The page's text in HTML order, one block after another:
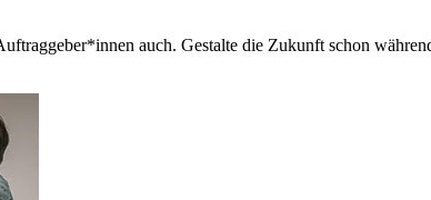
auch. Gestalte die Zukunft schon